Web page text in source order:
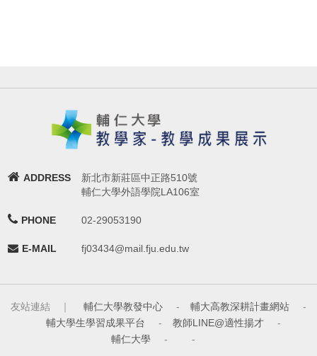
ADDRESS
新北市新莊區中正路510號
輔仁大學外語學院LA106室
PHONE 02-29053190
E-MAIL fj03434@mail.fju.edu.tw
友站連結 ｜ 輔仁大學教發中心 - 輔大高教深耕計畫網站
-
輔大學生學習成果平台
- 教師LINE@適性揚才
-
輔仁大學
- -